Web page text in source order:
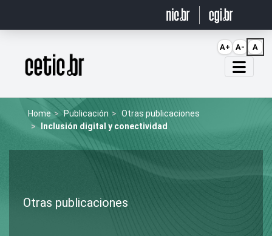
Página inicial
Home Publicación
Otras publicaciones
Inclusión digital y conectividad
Otras publicaciones
A+ A- A